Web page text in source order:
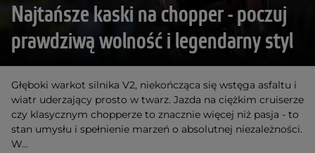
Najtańsze kaski na chopper - poczuj
prawdziwą wolność i legendarny styl
Głęboki warkot silnika V2, niekończąca się wstęga asfaltu i
wiatr uderzający prosto w twarz. Jazda na ciężkim cruiserze
czy klasycznym chopperze to znacznie więcej niż pasja - to
stan umysłu i spełnienie marzeń o absolutnej niezależności.
W...